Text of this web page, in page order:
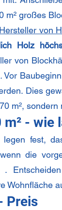
m² großes
Hersteller von
Holz
von
Vor
Dies
m²,
-
legen fest,
die
Wohnfläche
Preis